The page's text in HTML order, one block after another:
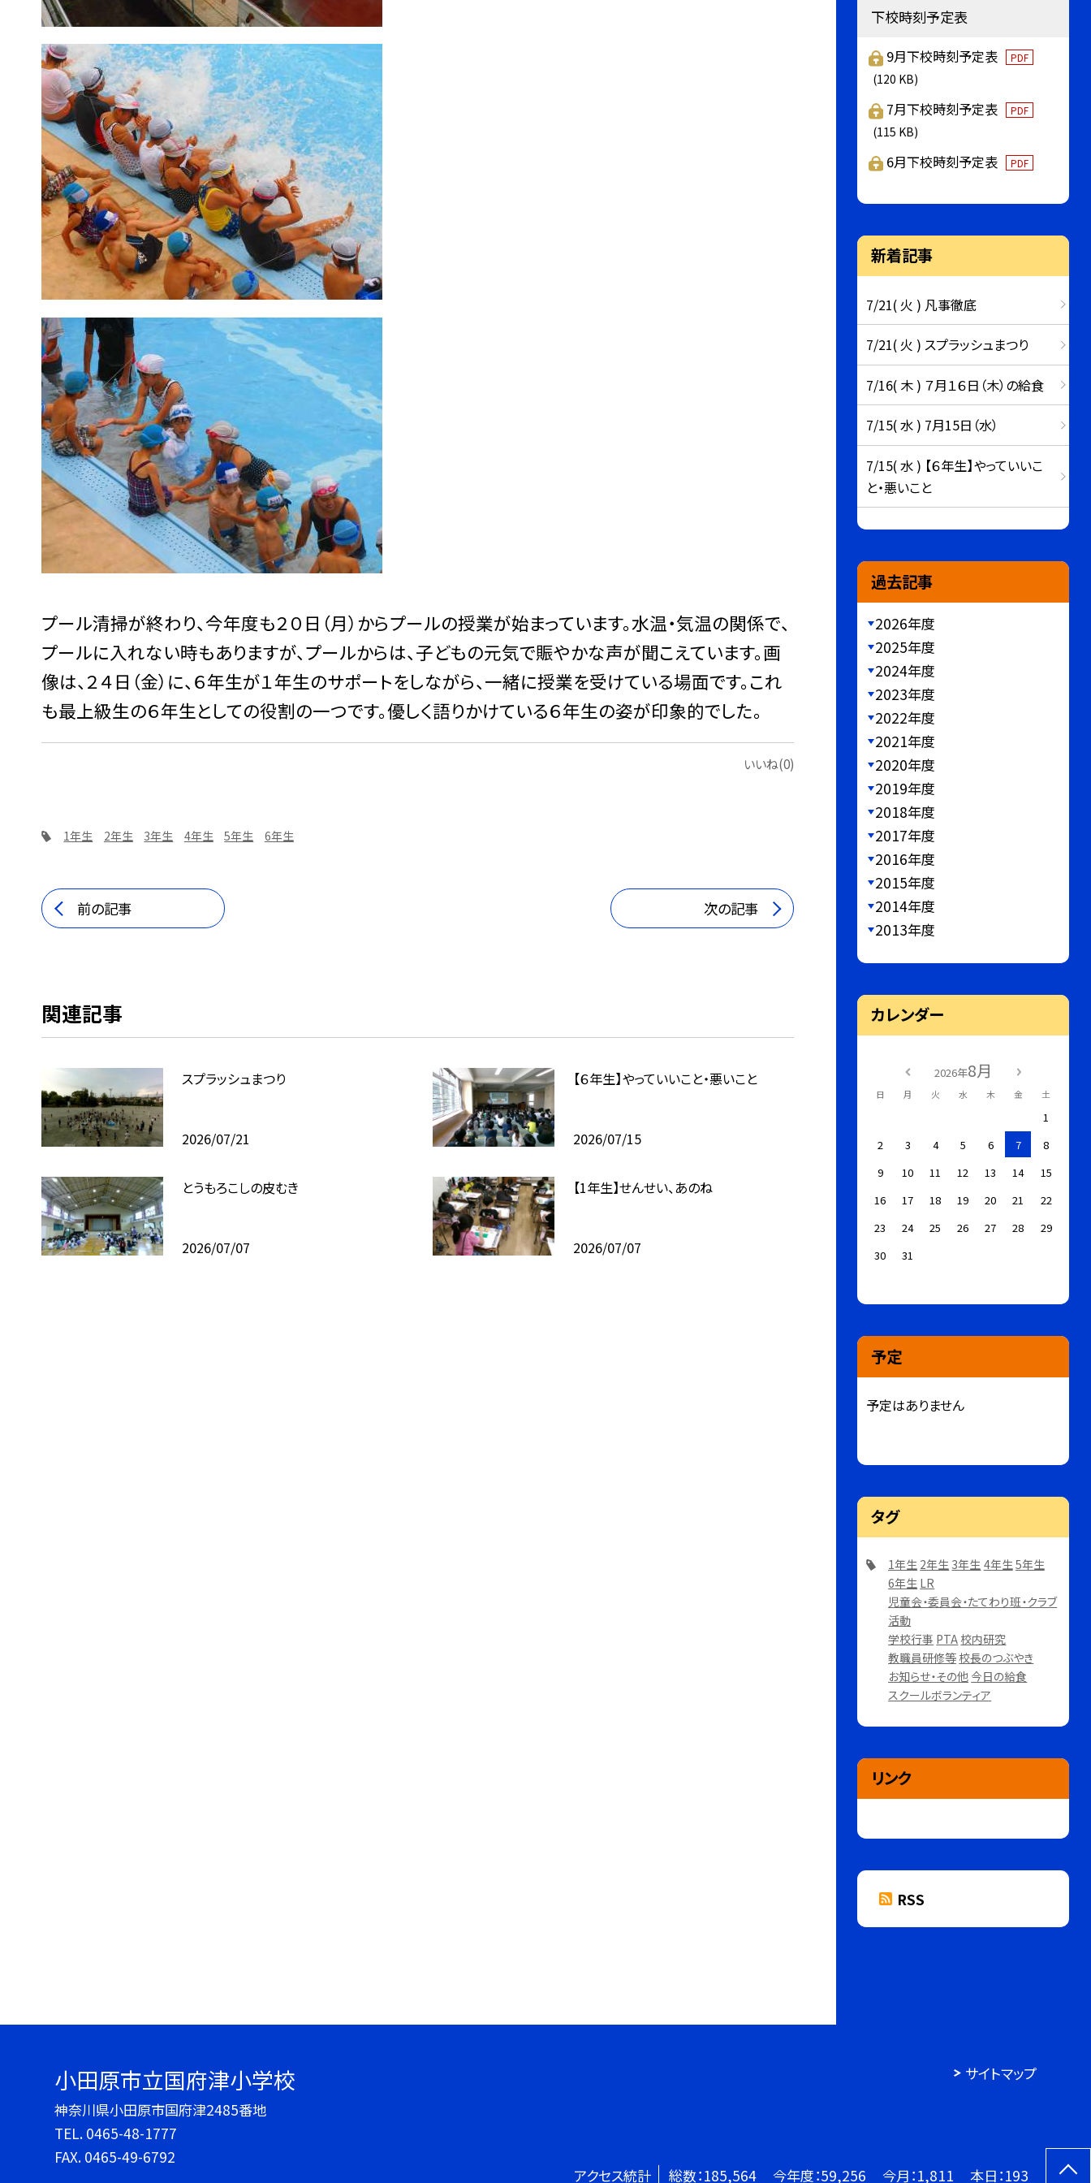
プール清掃が終わり、今年度も２０日（月）からプールの授業が始まっています。水温・気温の関係で、
プールに入れない時もありますが、プールからは、子どもの元気で賑やかな声が聞こえています。画
像は、２４日（金）に、６年生が１年生のサポートをしながら、一緒に授業を受けている場面です。これ
も最上級生の６年生としての役割の一つです。優しく語りかけている６年生の姿が印象的でした。
いいね(0)
1年生 2年生 3年生 4年生 5年生 6年生
前の記事 次の記事
関連記事
スプラッシュまつり
2026/07/21
【６年生】やっていいこと・悪いこと
2026/07/15
とうもろこしの皮むき
2026/07/07
【1年生】せんせい、あのね
2026/07/07
下校時刻予定表
9月下校時刻予定表 PDF
(120 KB)
7月下校時刻予定表 PDF
(115 KB)
6月下校時刻予定表 PDF
新着記事
7/21( 火 ) 凡事徹底
7/21( 火 ) スプラッシュまつり
7/16( 木 ) ７月１６日（木）の給食
7/15( 水 ) 7月15日（水）
7/15( 水 ) 【６年生】やっていいこ
と・悪いこと
過去記事
2026年度
2025年度
2024年度
2023年度
2022年度
2021年度
2020年度
2019年度
2018年度
2017年度
2016年度
2015年度
2014年度
2013年度
カレンダー
2026年8月
日 月 火 水 木 金 土
1
2
3 4 5 6 7
8
9
10 11 12 13 14
15
16
17 18 19 20 21
22
23
24 25 26 27 28
29
30
31
予定
予定はありません
タグ
1年生 2年生 3年生 4年生 5年生
6年生 LR
児童会・委員会・たてわり班・クラブ
活動
学校行事 PTA 校内研究
教職員研修等 校長のつぶやき
お知らせ・その他 今日の給食
スクールボランティア
リンク
RSS
小田原市立国府津小学校
神奈川県小田原市国府津2485番地
TEL. 0465-48-1777
FAX. 0465-49-6792
サイトマップ
アクセス統計 総数：185,564 今年度：59,256 今月：1,811 本日：193